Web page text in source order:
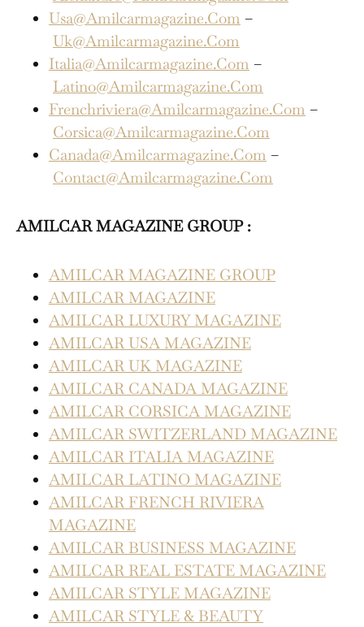
Usa@Amilcarmagazine.Com –
Uk@Amilcarmagazine.Com
Italia@Amilcarmagazine.Com –
Latino@Amilcarmagazine.Com
Frenchriviera@Amilcarmagazine.Com –
Corsica@Amilcarmagazine.Com
Canada@Amilcarmagazine.Com –
Contact@Amilcarmagazine.Com
AMILCAR MAGAZINE GROUP :
AMILCAR MAGAZINE GROUP
AMILCAR MAGAZINE
AMILCAR LUXURY MAGAZINE
AMILCAR USA MAGAZINE
AMILCAR UK MAGAZINE
AMILCAR CANADA MAGAZINE
AMILCAR CORSICA MAGAZINE
AMILCAR SWITZERLAND MAGAZINE
AMILCAR ITALIA MAGAZINE
AMILCAR LATINO MAGAZINE
AMILCAR FRENCH RIVIERA
MAGAZINE
AMILCAR BUSINESS MAGAZINE
AMILCAR REAL ESTATE MAGAZINE
AMILCAR STYLE MAGAZINE
AMILCAR STYLE & BEAUTY